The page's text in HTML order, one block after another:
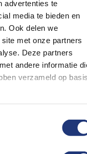
advertenties te
media te bieden en
Ook delen we
met onze partners
Deze partners
andere informatie
verzameld op
1920
van Alkmaar.
vrijwel iedere
het Alkmaars
is het jaarlijks
in Alkmaar dit
kreeg.